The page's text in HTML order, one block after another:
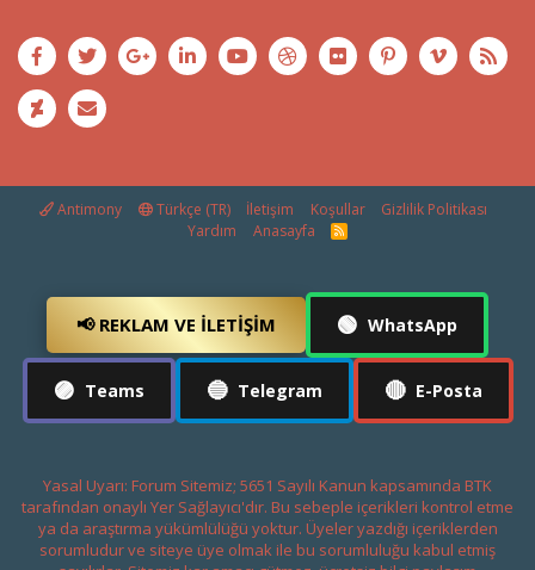
Antimony Türkçe (TR) İletişim Koşullar
Gizlilik Politikası
Yardım
Anasayfa
R
S
📢 REKLAM VE İLETIŞIM 🟢 WhatsApp
🟣 Teams 🔵 Telegram 🔴 E-Posta
Yasal Uyarı: Forum Sitemiz; 5651 Sayılı Kanun kapsamında BTK
tarafından onaylı Yer Sağlayıcı'dır. Bu sebeple içerikleri kontrol etme
ya da araştırma yükümlülüğü yoktur. Üyeler yazdığı içeriklerden
sorumludur ve siteye üye olmak ile bu sorumluluğu kabul etmiş